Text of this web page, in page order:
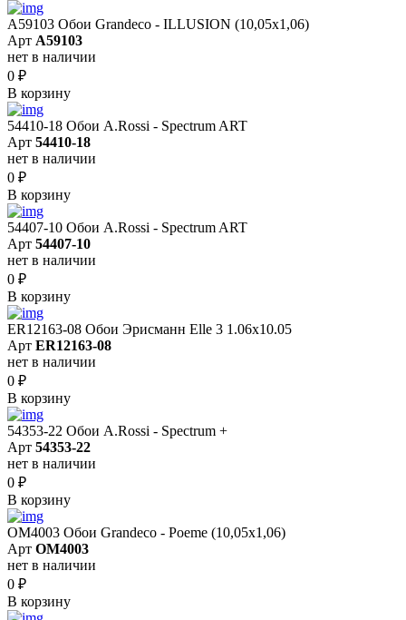
A59103 Обои Grandeco - ILLUSION (10,05х1,06)
Арт A59103
нет в наличии
0 ₽
В корзину
54410-18 Обои A.Rossi - Spectrum ART
Арт 54410-18
нет в наличии
0 ₽
В корзину
54407-10 Обои A.Rossi - Spectrum ART
Арт 54407-10
нет в наличии
0 ₽
В корзину
ER12163-08 Обои Эрисманн Elle 3 1.06x10.05
Арт ER12163-08
нет в наличии
0 ₽
В корзину
54353-22 Обои A.Rossi - Spectrum +
Арт 54353-22
нет в наличии
0 ₽
В корзину
OM4003 Обои Grandeco - Poeme (10,05х1,06)
Арт OM4003
нет в наличии
0 ₽
В корзину